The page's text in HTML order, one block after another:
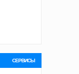
СЕРВИСЫ